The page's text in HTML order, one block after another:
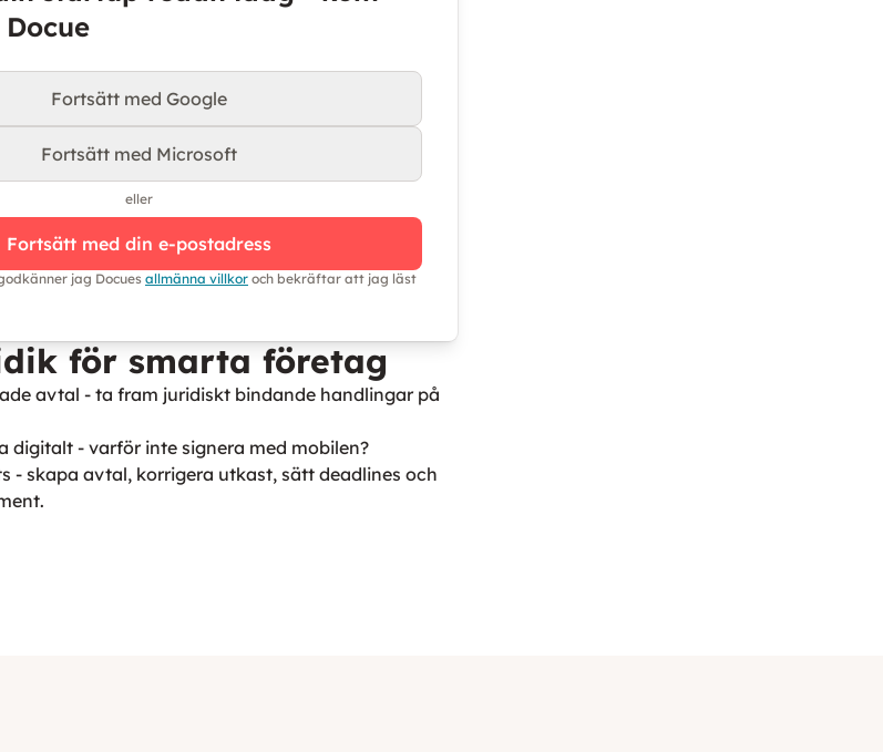
för smarta företag
avtal - ta fram juridiskt bindande handlingar på
digitalt - varför inte signera med mobilen?
- skapa avtal, korrigera utkast, sätt deadlines och
Fortsätt med Google
Fortsätt med Microsoft
eller
Fortsätt med din e-postadress
jag Docues allmänna villkor och bekräftar att jag läst